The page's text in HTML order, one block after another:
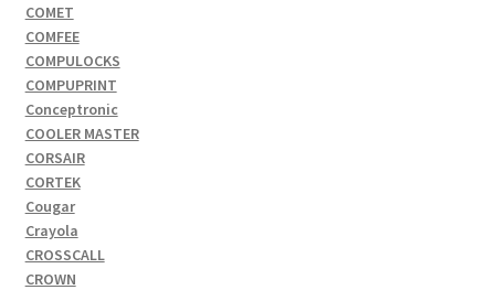
COMET
COMFEE
COMPULOCKS
COMPUPRINT
Conceptronic
COOLER MASTER
CORSAIR
CORTEK
Cougar
Crayola
CROSSCALL
CROWN